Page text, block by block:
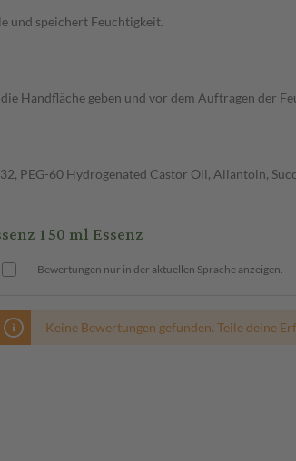
und speichert Feuchtigkeit.
Handfläche geben und vor dem Auftragen der
PEG-60 Hydrogenated Castor Oil, Allantoin,
150 ml Essenz
Bewertungen nur in der aktuellen Sprache anzeigen.
Keine Bewertungen gefunden. Teile deine